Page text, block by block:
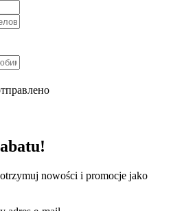
nowości i promocje jako